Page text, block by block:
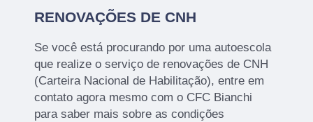
RENOVAÇÕES DE CNH
Se você está procurando por uma autoescola
que realize o serviço de renovações de CNH
(Carteira Nacional de Habilitação), entre em
contato agora mesmo com o CFC Bianchi
para saber mais sobre as condições